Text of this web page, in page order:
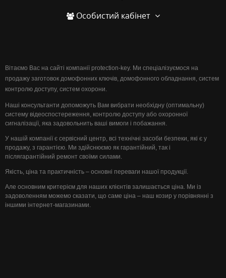
Особистий кабінет
Вітаємо Вас на сайті компанії protection-key. Ми спеціалізуємося на
продажу заготовок домофонних ключів, домофонного обладнання, систем
контролю доступу, систем охорони.
Наші консультанти допоможуть Вам вибрати необхідну (оптимальну)
систему відеоспостереження, контролю доступу або охоронної
сигналізації, яка задовольнить ваші вимоги і побажання.
У нашій компанії є сервісний центр, всі технічні засоби безпеки, які є у
продажу, з гарантією. Ми здійснюємо як гарантійний, так і
післягарантійний ремонт своїми силами.
Якість, ціна та практичність – основні переваги нашої продукції.
Але основним критерієм для наших клієнтів залишається ціна. Ми із
задоволенням можемо сказати, що саме ціна – наш козир у порівнянні з
іншими інтернет-магазинами.